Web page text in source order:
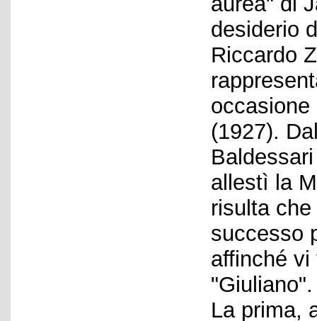
desiderio
Riccardo
occasione
(1927).
allestì la
risulta
successo
affinché
"Giuliano".
La prima,